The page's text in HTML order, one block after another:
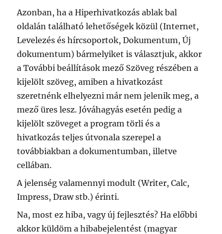
Azonban, ha a Hiperhivatkozás ablak bal
oldalán található lehetőségek közül (Internet,
Levelezés és hírcsoportok, Dokumentum, Új
dokumentum) bármelyiket is választjuk, akkor
a További beállítások mező Szöveg részében a
kijelölt szöveg, amiben a hivatkozást
szeretnénk elhelyezni már nem jelenik meg, a
mező üres lesz. Jóváhagyás esetén pedig a
kijelölt szöveget a program törli és a
hivatkozás teljes útvonala szerepel a
továbbiakban a dokumentumban, illetve
cellában.
A jelenség valamennyi modult (Writer, Calc,
Impress, Draw stb.) érinti.
Na, most ez hiba, vagy új fejlesztés? Ha előbbi
akkor küldöm a hibabejelentést (magyar